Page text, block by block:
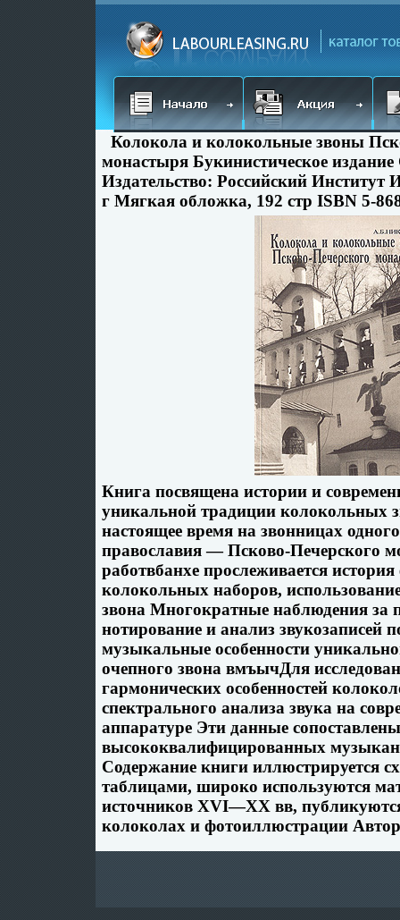
Колокола и колокольные звоны
монастыря Букинистическое
Издательство: Российский Институт
г Мягкая обложка, 192 стр ISBN 5-
Книга посвящена истории и
уникальной традиции колокольных
настоящее время на звонницах
православия — Псково-Печерского
работвбанхе прослеживается
колокольных наборов,
звона Многократные наблюдения за
нотирование и анализ звукозаписей
музыкальные особенности
очепного звона вмъычДля
гармонических особенностей
спектрального анализа звука на
аппаратуре Эти данные
высококвалифицированных
Содержание книги иллюстрируется
таблицами, широко используются
источников XVI—XX вв,
колоколах и фотоиллюстрации